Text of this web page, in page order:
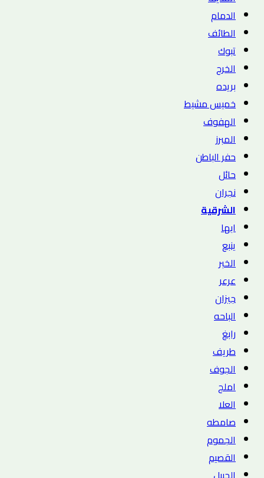
الدمام
الطائف
تبوك
الخرج
بريده
خميس مشيط
الهفوف
المبرز
حفر الباطن
حائل
نجران
الشرقية
ابها
ينبع
الخبر
عرعر
جيزان
الباحه
رابغ
طريف
الجوف
املج
العلا
صامطه
الجموم
القصيم